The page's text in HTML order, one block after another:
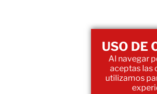
USO DE
Al navegar
aceptas las
utilizamos